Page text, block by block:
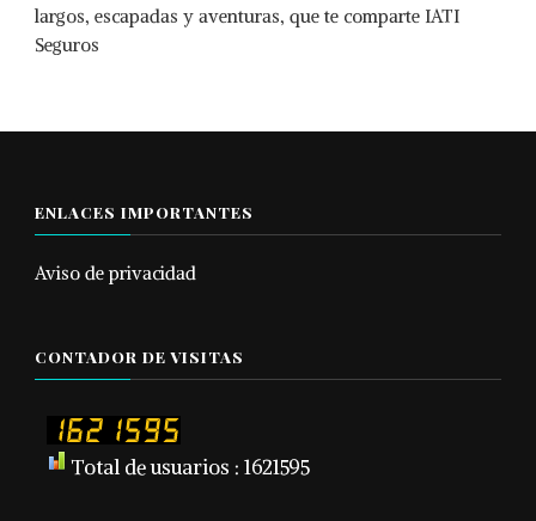
largos, escapadas y aventuras, que te comparte IATI
Seguros
ENLACES IMPORTANTES
Aviso de privacidad
CONTADOR DE VISITAS
Total de usuarios : 1621595